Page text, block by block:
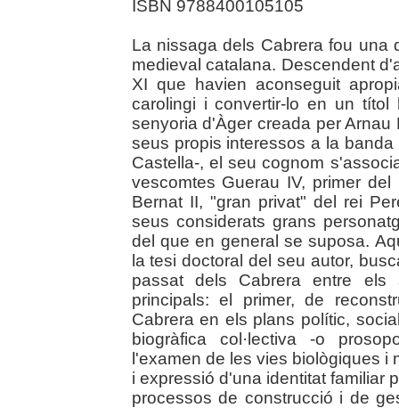
ISBN 9788400105105
La nissaga dels Cabrera fou una
medieval catalana. Descendent
XI que havien aconseguit
carolingi i convertir-lo en un
senyoria d'Àger creada per
seus propis interessos a la
Castella-, el seu cognom
vescomtes Guerau IV, primer
Bernat II, "gran privat" del rei
seus considerats grans
del que en general se suposa.
la tesi doctoral del seu autor,
passat dels Cabrera entre
principals: el primer, de
Cabrera en els plans polític,
biogràfica col·lectiva -o
l'examen de les vies biològiques
i expressió d'una identitat familiar
processos de construcció i de